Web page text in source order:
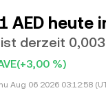
AED heute
derzeit
(+3,00 %)
Aug 06 2026 03:12:58